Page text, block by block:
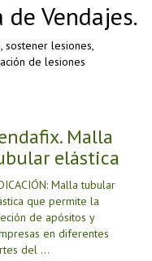
Vendajes.
sostener lesiones,
de lesiones
Malla
elástica
Malla tubular
que permite la
de apósitos y
en diferentes
del ...